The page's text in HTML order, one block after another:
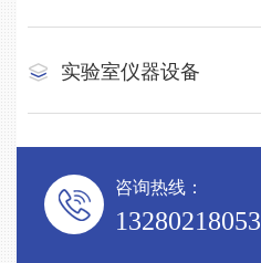
实验室仪器设备
咨询热线：
13280218053